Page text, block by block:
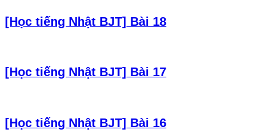
[Học tiếng Nhật BJT] Bài 18
[Học tiếng Nhật BJT] Bài 17
[Học tiếng Nhật BJT] Bài 16